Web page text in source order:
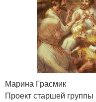
Марина Грасмик
Проект старшей